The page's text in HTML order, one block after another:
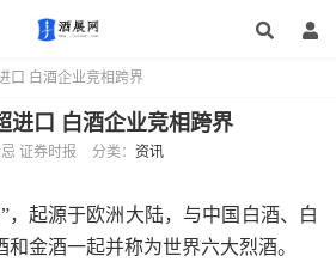
口 白酒企业竞相跨界
进口 白酒企业竞相跨界
证券时报 分类： 资讯
，起源于欧洲大陆，与中国白酒、白
金酒一起并称为世界六大烈酒。